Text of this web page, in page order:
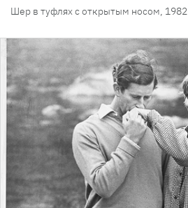
Шер в туфлях с открытым носом, 1982